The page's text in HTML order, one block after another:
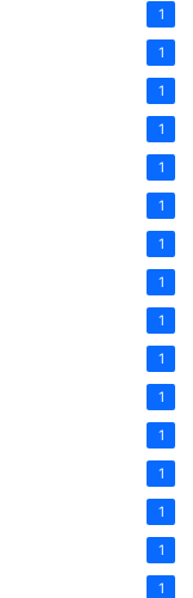
1
1
1
1
1
1
1
1
1
1
1
1
1
1
1
1